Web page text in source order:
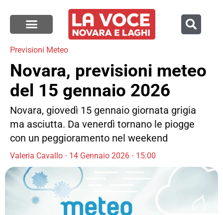
Previsioni Meteo
Novara, previsioni meteo
del 15 gennaio 2026
Novara, giovedì 15 gennaio giornata grigia
ma asciutta. Da venerdì tornano le piogge
con un peggioramento nel weekend
Valeria Cavallo 14 Gennaio 2026 15:00